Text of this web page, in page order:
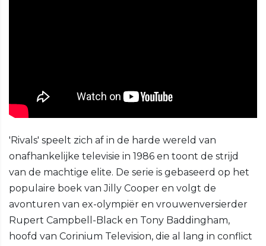
'Rivals' speelt zich af in de harde wereld van
onafhankelijke televisie in 1986 en toont de strijd
van de machtige elite. De serie is gebaseerd op het
populaire boek van Jilly Cooper en volgt de
avonturen van ex-olympiër en vrouwenversierder
Rupert Campbell-Black en Tony Baddingham,
hoofd van Corinium Television, die al lang in conflict